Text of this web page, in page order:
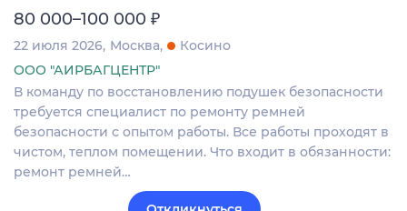
80 000–100 000 ₽
22 июля 2026 Москва
Косино
ООО "АИРБАГЦЕНТР"
В команду по восстановлению подушек безопасности
требуется специалист по ремонту ремней
безопасности с опытом работы. Все работы проходят в
чистом, теплом помещении. Что входит в обязанности:
ремонт ремней…